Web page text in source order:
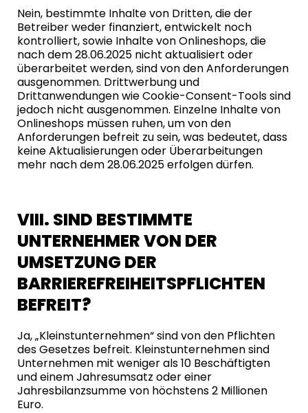
Nein, bestimmte Inhalte von Dritten, die der
Betreiber weder finanziert, entwickelt noch
kontrolliert, sowie Inhalte von Onlineshops, die
nach dem 28.06.2025 nicht aktualisiert oder
überarbeitet werden, sind von den Anforderungen
ausgenommen. Drittwerbung und
Drittanwendungen wie Cookie-Consent-Tools sind
jedoch nicht ausgenommen. Einzelne Inhalte von
Onlineshops müssen ruhen, um von den
Anforderungen befreit zu sein, was bedeutet, dass
keine Aktualisierungen oder Überarbeitungen
mehr nach dem 28.06.2025 erfolgen dürfen.
VIII. SIND BESTIMMTE
UNTERNEHMER VON DER
UMSETZUNG DER
BARRIEREFREIHEITSPFLICHTEN
BEFREIT?
Ja, „Kleinstunternehmen“ sind von den Pflichten
des Gesetzes befreit. Kleinstunternehmen sind
Unternehmen mit weniger als 10 Beschäftigten
und einem Jahresumsatz oder einer
Jahresbilanzsumme von höchstens 2 Millionen
Euro.